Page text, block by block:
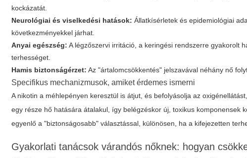
kockázatát.
Neurológiai és viselkedési hatások: Állatkísérletek és epidemiológiai
következményekkel járhat.
Anyai egészség: A légzőszervi irritáció, a keringési rendszerre gyakorolt
terhességet.
Hamis biztonságérzet: Az "ártalomcsökkentés" jelszavával néhány nő
Specifikus mechanizmusok, amiket érdemes ismerni
A nikotin a méhlepényen keresztül is átjut, és befolyásolja az
egy része hő hatására átalakul, így belégzéskor új, toxikus komponensek
egyenlő a "biztonságosabb" választással, különösen, ha a kifejezetten
Gyakorlati tanácsok várandós nőknek: hogyan